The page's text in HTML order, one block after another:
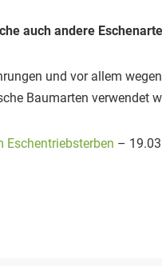
auch andere
und vor allem
Baumarten verwendet
Eschentriebsterben –